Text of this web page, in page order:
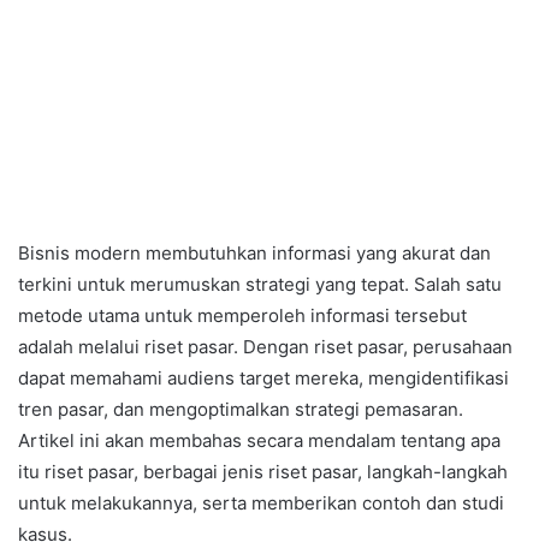
Bisnis modern membutuhkan informasi yang akurat dan
terkini untuk merumuskan strategi yang tepat. Salah satu
metode utama untuk memperoleh informasi tersebut
adalah melalui riset pasar. Dengan riset pasar, perusahaan
dapat memahami audiens target mereka, mengidentifikasi
tren pasar, dan mengoptimalkan strategi pemasaran.
Artikel ini akan membahas secara mendalam tentang apa
itu riset pasar, berbagai jenis riset pasar, langkah-langkah
untuk melakukannya, serta memberikan contoh dan studi
kasus.